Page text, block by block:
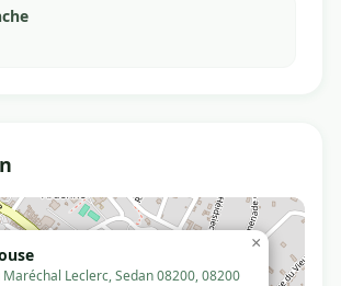
Maréchal Leclerc, Sedan 08200, 08200
×